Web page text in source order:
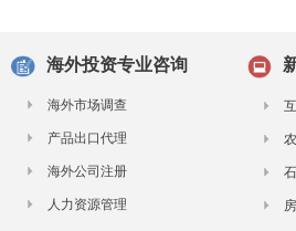
海外投资专业咨询
海外市场调查
产品出口代理
海外公司注册
人力资源管理